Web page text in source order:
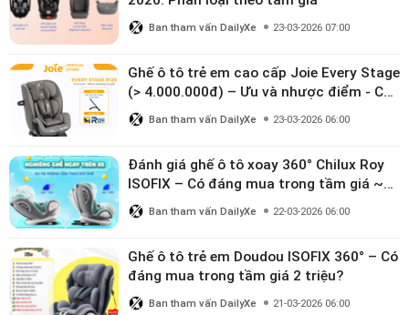
Ban tham vấn DailyXe 23-03-2026 07:00
Ghế ô tô trẻ em cao cấp Joie Every Stage
(> 4.000.000đ) – Ưu và nhược điểm - Có
đáng đầu tư cho bé từ 0–12 tuổi?
Ban tham vấn DailyXe 23-03-2026 06:00
Đánh giá ghế ô tô xoay 360° Chilux Roy
ISOFIX – Có đáng mua trong tầm giá ~3
triệu
Ban tham vấn DailyXe 22-03-2026 06:00
Ghế ô tô trẻ em Doudou ISOFIX 360° – Có
đáng mua trong tầm giá 2 triệu?
Ban tham vấn DailyXe 21-03-2026 06:00